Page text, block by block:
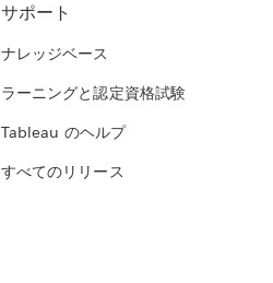
サポート
ナレッジベース
ラーニングと認定資格試験
Tableau のヘルプ
すべてのリリース